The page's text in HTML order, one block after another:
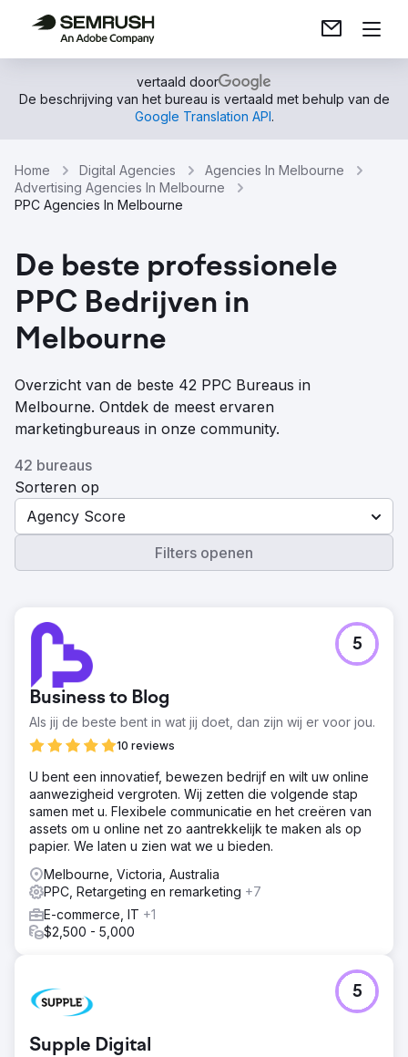
vertaald door
De beschrijving van het bureau is vertaald met behulp van de
Google Translation API.
Home Digital Agencies
Agencies In Melbourne
Advertising Agencies In Melbourne
PPC Agencies In Melbourne
De beste professionele
PPC Bedrijven in
Melbourne
Overzicht van de beste 42 PPC Bureaus in
Melbourne. Ontdek de meest ervaren
marketingbureaus in onze community.
42 bureaus
Sorteren op
Agency Score
Filters openen
Business to Blog
Als jij de beste bent in wat jij doet, dan zijn wij er voor jou.
10 reviews
5
U bent een innovatief, bewezen bedrijf en wilt uw online
aanwezigheid vergroten. Wij zetten die volgende stap
samen met u. Flexibele communicatie en het creëren van
assets om u online net zo aantrekkelijk te maken als op
papier. We laten u zien wat we u bieden.
Melbourne, Victoria, Australia
PPC, Retargeting en remarketing +7
E-commerce, IT +1
$2,500 - 5,000
Supple Digital
5